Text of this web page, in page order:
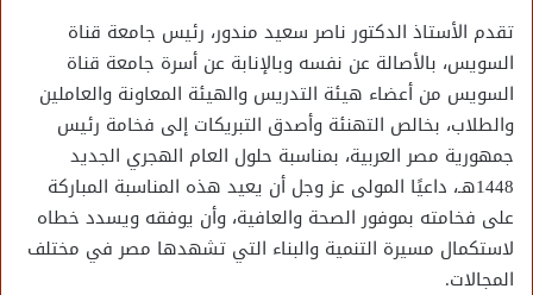
تقدم الأستاذ الدكتور ناصر سعيد مندور، رئيس جامعة قناة
السويس، بالأصالة عن نفسه وبالإنابة عن أسرة جامعة قناة
السويس من أعضاء هيئة التدريس والهيئة المعاونة والعاملين
والطلاب، بخالص التهنئة وأصدق التبريكات إلى فخامة رئيس
جمهورية مصر العربية، بمناسبة حلول العام الهجري الجديد
1448هـ، داعيًا المولى عز وجل أن يعيد هذه المناسبة المباركة
على فخامته بموفور الصحة والعافية، وأن يوفقه ويسدد خطاه
لاستكمال مسيرة التنمية والبناء التي تشهدها مصر في مختلف
المجالات.